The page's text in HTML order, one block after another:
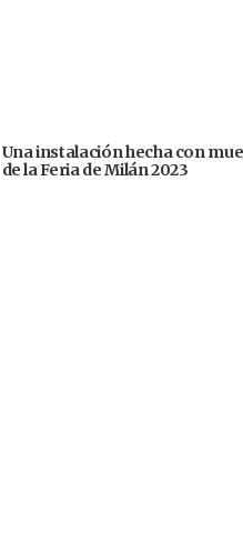
Una instalación hecha con
de la Feria de Milán 2023